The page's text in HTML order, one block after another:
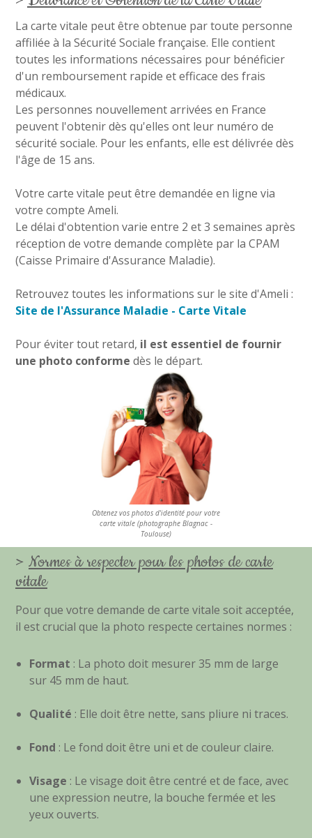
La carte vitale peut être obtenue par toute personne
affiliée à la Sécurité Sociale française. Elle contient
toutes les informations nécessaires pour bénéficier
d'un remboursement rapide et efficace des frais
médicaux.
Les personnes nouvellement arrivées en France
peuvent l'obtenir dès qu'elles ont leur numéro de
sécurité sociale. Pour les enfants, elle est délivrée dès
l'âge de 15 ans.
Votre carte vitale peut être demandée en ligne via
votre compte Ameli.
Le délai d'obtention varie entre 2 et 3 semaines après
réception de votre demande complète par la CPAM
(Caisse Primaire d'Assurance Maladie).
Retrouvez toutes les informations sur le site d'Ameli :
Site de l'Assurance Maladie - Carte Vitale
Pour éviter tout retard, il est essentiel de fournir
une photo conforme dès le départ.
Obtenez vos photos d'identité pour votre
carte vitale (photographe Blagnac -
Toulouse)
> Normes à respecter pour les photos de carte
vitale
Pour que votre demande de carte vitale soit acceptée,
il est crucial que la photo respecte certaines normes :
Format : La photo doit mesurer 35 mm de large
sur 45 mm de haut.
Qualité : Elle doit être nette, sans pliure ni traces.
Fond : Le fond doit être uni et de couleur claire.
Visage : Le visage doit être centré et de face, avec
une expression neutre, la bouche fermée et les
yeux ouverts.